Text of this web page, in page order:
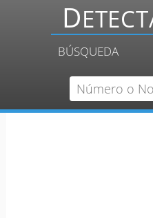
BÚSQUEDA